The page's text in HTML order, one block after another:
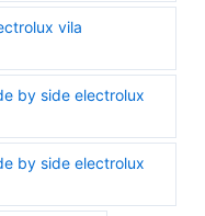
vila
by side electrolux
by side electrolux